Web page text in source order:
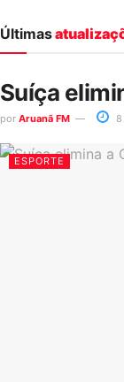
Últimas
Suíça
por Aruanã FM
ESPORTE